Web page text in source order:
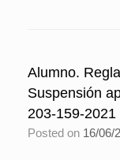
Alumno.
Suspensión
203-159-2021
Posted on 16/06/